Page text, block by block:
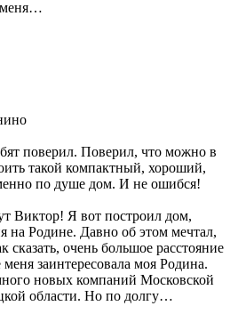
меня…
поверил. Поверил, что можно в
такой компактный, хороший,
по душе дом. И не ошибся!
Виктор! Я вот построил дом,
на Родине. Давно об этом мечтал,
сказать, очень большое расстояние
заинтересовала моя Родина.
новых компаний Московской
области. Но по долгу…